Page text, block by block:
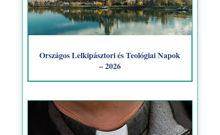
Országos Lelkipásztori és Teológiai Napok
– 2026